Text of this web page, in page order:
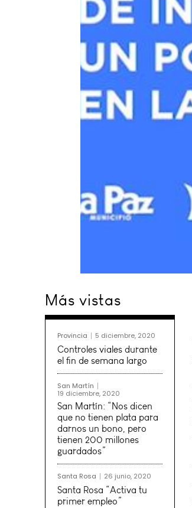
Más vistas
Provincia 5 diciembre, 2020
Controles viales durante
el fin de semana largo
San Martín
19 diciembre, 2020
San Martín: “Nos dicen
que no tienen plata para
darnos un bono, pero
tienen 200 millones
guardados”
Santa Rosa 26 junio, 2020
Santa Rosa “Activa tu
primer empleo”